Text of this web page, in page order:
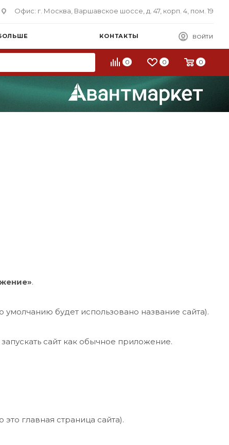
Офис: г. Москва, Варшавское шоссе, д. 47, корп. 4, пом. 19
КОНТАКТЫ ВОЙТИ
0 0 0
.
будет использовано название сайта).
сайт как обычное приложение.
главная страница сайта).